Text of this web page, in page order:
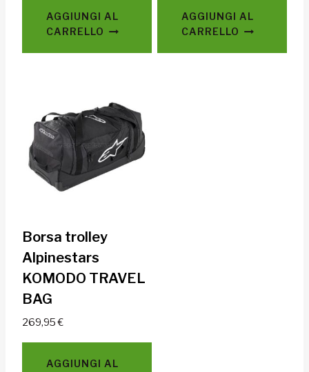
AGGIUNGI AL
CARRELLO
AGGIUNGI AL
CARRELLO
Borsa trolley
Alpinestars
KOMODO TRAVEL
BAG
269,95€
AGGIUNGI AL